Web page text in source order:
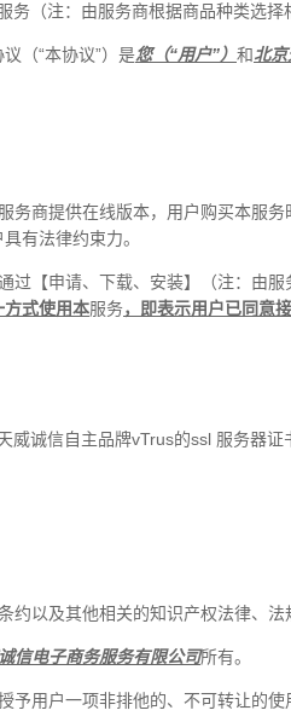
务（注：由服务商根据商品种类选择
（“本协议”）是您（“用户”） 和北
务商提供在线版本，用户购买本服
有法律约束力。
过【申请、下载、安装】（注：由
方式使用本服务，即表示用户已同意
威诚信自主品牌vTrus的ssl 服务器证
约以及其他相关的知识产权法律、
信电子商务服务有限公司所有。
予用户一项非排他的、不可转让的